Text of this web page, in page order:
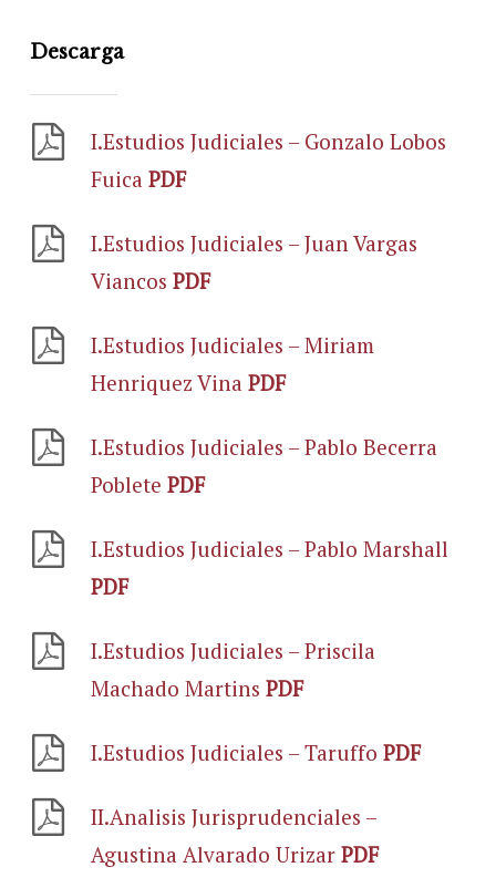
Descarga
I.Estudios Judiciales – Gonzalo Lobos
Fuica PDF
I.Estudios Judiciales – Juan Vargas
Viancos PDF
I.Estudios Judiciales – Miriam
Henriquez Vina PDF
I.Estudios Judiciales – Pablo Becerra
Poblete PDF
I.Estudios Judiciales – Pablo Marshall
PDF
I.Estudios Judiciales – Priscila
Machado Martins PDF
I.Estudios Judiciales – Taruffo PDF
II.Analisis Jurisprudenciales –
Agustina Alvarado Urizar PDF